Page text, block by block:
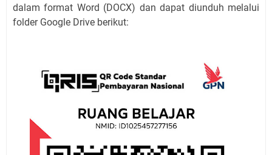
dalam format Word (DOCX) dan dapat diunduh melalui
folder Google Drive berikut: